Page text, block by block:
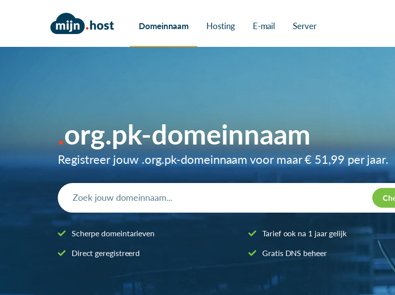
Domeinnaam Hosting E-mail Server
org.pk-domeinnaam
Registreer jouw .org.pk-domeinnaam voor maar€ 51,99 per jaar.
Scherpe domeintarieven
Direct geregistreerd
Tarief ook na 1 jaar gelijk
Gratis DNS beheer